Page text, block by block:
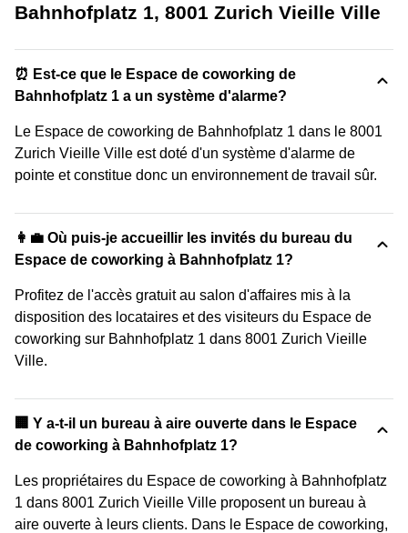
Bahnhofplatz 1, 8001 Zurich Vieille Ville
⏰ Est-ce que le Espace de coworking de
Bahnhofplatz 1 a un système d'alarme?
Le Espace de coworking de Bahnhofplatz 1 dans le 8001
Zurich Vieille Ville est doté d'un système d'alarme de
pointe et constitue donc un environnement de travail sûr.
👩‍💼 Où puis-je accueillir les invités du bureau du
Espace de coworking à Bahnhofplatz 1?
Profitez de l'accès gratuit au salon d'affaires mis à la
disposition des locataires et des visiteurs du Espace de
coworking sur Bahnhofplatz 1 dans 8001 Zurich Vieille
Ville.
‍🏢 Y a-t-il un bureau à aire ouverte dans le Espace
de coworking à Bahnhofplatz 1?
Les propriétaires du Espace de coworking à Bahnhofplatz
1 dans 8001 Zurich Vieille Ville proposent un bureau à
aire ouverte à leurs clients. Dans le Espace de coworking,